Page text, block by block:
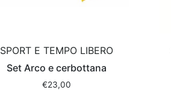
SPORT E TEMPO LIBERO
Set Arco e cerbottana
€23,00